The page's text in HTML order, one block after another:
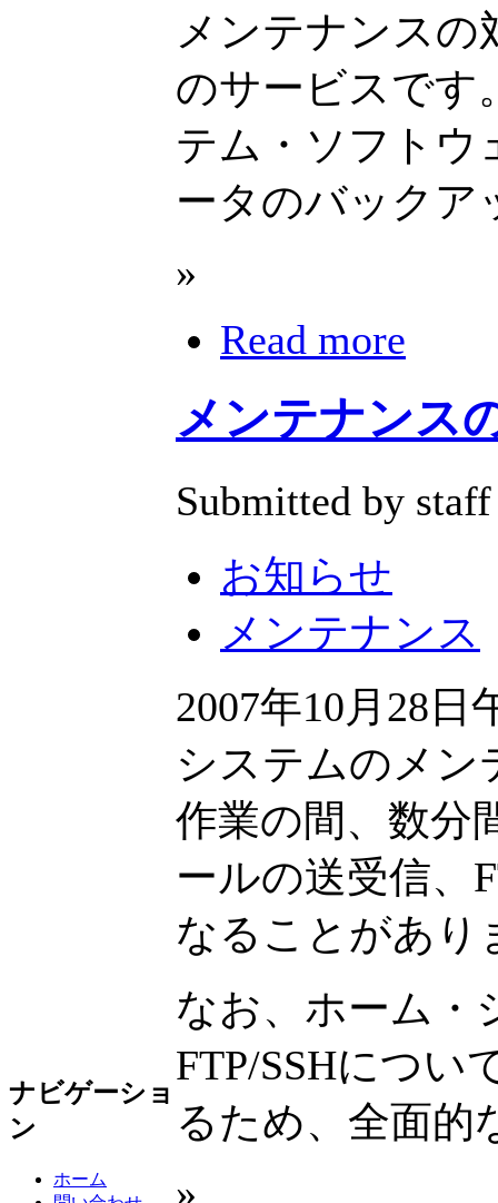
ナビゲーショ
ン
ホーム
メンテナンスの
のサービスです
テム・ソフトウ
ータのバックア
»
Read more
メンテナンス
Submitted by
お知らせ
メンテナンス
2007年10月28
システムのメン
作業の間、数分
ールの送受信、
なることがあり
なお、ホーム・
FTP/SSHについ
るため、全面的
»